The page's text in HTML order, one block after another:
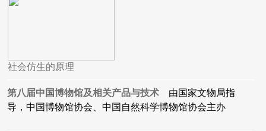
社会仿生的原理
第八届中国博物馆及相关产品与技术 由国家文物局指
导，中国博物馆协会、中国自然科学博物馆协会主办